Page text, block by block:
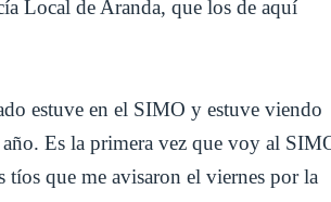
Local de Aranda, que los de aquí
estuve en el SIMO y estuve viendo
Es la primera vez que voy al
que me avisaron el viernes por la